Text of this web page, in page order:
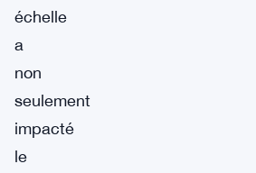
échelle
a
non
seulement
impacté
le